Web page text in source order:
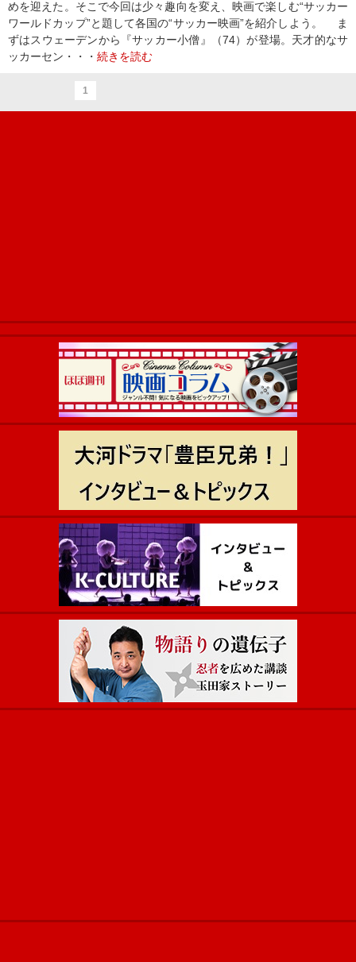
めを迎えた。そこで今回は少々趣向を変え、映画で楽しむ“サッカー
ワールドカップ”と題して各国の“サッカー映画”を紹介しよう。 ま
ずはスウェーデンから『サッカー小僧』（74）が登場。天才的なサ
ッカーセン・・・ 続きを読む
1